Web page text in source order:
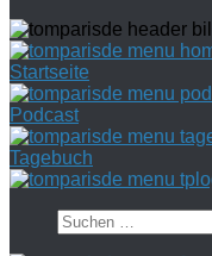
Startseite
Podcast
Tagebuch
Suchen
nach: